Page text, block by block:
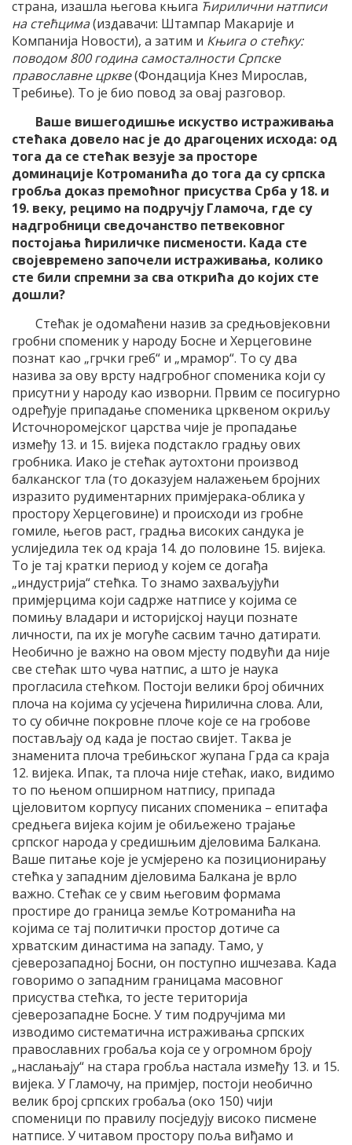
страна, изашла његова књига Ћирилични натписи
на стећцима(издавачи: Штампар Макарије и
Компанија Новости), а затим и Књига о стећку:
поводом 800 година самосталности Српске
православне цркве(Фондација Кнез Мирослав,
Требиње). То је био повод за овај разговор.
Ваше вишегодишње искуство истраживања
стећака довело нас је до драгоцених исхода: од
тога да се стећак везује за просторе
доминације Котроманића до тога да су српска
гробља доказ премоћног присуства Срба у 18. и
19. веку, рецимо на подручју Гламоча, где су
надгробници сведочанство петвековног
постојања ћириличке писмености. Када сте
својевремено започели истраживања, колико
сте били спремни за сва открића до којих сте
дошли?
Стећак је одомаћени назив за средњовјековни
гробни споменик у народу Босне и Херцеговине
познат као „грчки греб“ и „мрамор“. То су два
назива за ову врсту надгробног споменика који су
присутни у народу као изворни. Првим се посигурно
одређује припадање споменика црквеном окриљу
Источноромејског царства чије је пропадање
између 13. и 15. вијека подстакло градњу ових
гробника. Иако је стећак аутохтони производ
балканског тла (то доказујем налажењем бројних
изразито рудиментарних примјерака-облика у
простору Херцеговине) и происходи из гробне
гомиле, његов раст, градња високих сандука је
услиједила тек од краја 14. до половине 15. вијека.
То је тај кратки период у којем се догађа
„индустрија“ стећка. То знамо захваљујући
примјерцима који садрже натписе у којима се
помињу владари и историјској науци познате
личности, па их је могуће сасвим тачно датирати.
Необично је важно на овом мјесту подвући да није
све стећак што чува натпис, а што је наука
прогласила стећком. Постоји велики број обичних
плоча на којима су усјечена ћирилична слова. Али,
то су обичне покровне плоче које се на гробове
постављају од када је постао свијет. Таква је
знаменита плоча требињског жупана Грда са краја
12. вијека. Ипак, та плоча није стећак, иако, видимо
то по њеном опширном натпису, припада
цјеловитом корпусу писаних споменика – епитафа
средњега вијека којим је обиљежено трајање
српског народа у средишњим дјеловима Балкана.
Ваше питање које је усмјерено ка позиционирању
стећка у западним дјеловима Балкана је врло
важно. Стећак се у свим његовим формама
простире до граница земље Котроманића на
којима се тај политички простор дотиче са
хрватским династима на западу. Тамо, у
сјеверозападној Босни, он поступно ишчезава. Када
говоримо о западним границама масовног
присуства стећка, то јесте територија
сјеверозападне Босне. У тим подручјима ми
изводимо систематична истраживања српских
православних гробаља која се у огромном броју
„наслањају“ на стара гробља настала између 13. и 15.
вијека. У Гламочу, на примјер, постоји необично
велик број српских гробаља (око 150) чији
споменици по правилу посједују високо писмене
натписе. У читавом простору поља виђамо и